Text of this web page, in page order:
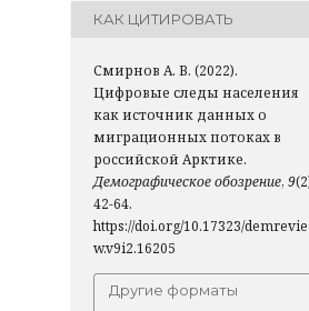
КАК ЦИТИРОВАТЬ
Смирнов А. В. (2022).
Цифровые следы населения
как источник данных о
миграционных потоках в
российской Арктике.
Демографическое обозрение, 9
42-64.
https://doi.org/10.17323/demrevie
w.v9i2.16205
Другие форматы